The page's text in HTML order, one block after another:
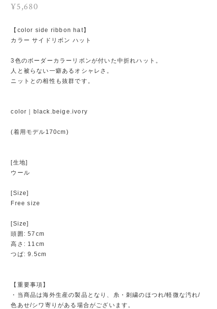
¥5,680
【color side ribbon hat】
カラー サイドリボン ハット
3色のボーダーカラーリボンが付いた中折れハット。
人と被らない一癖あるオシャレさ。
ニットとの相性も抜群です。
color｜black.beige.ivory
(着用モデル170cm)
[生地]
ウール
[Size]
Free size
[Size]
頭囲: 57cm
高さ: 11cm
つば: 9.5cm
【重要事項】
・当商品は海外生産の製品となり、糸・刺繍のほつれ/軽微な汚れ/
色あせ/シワ寄りがある場合がございます。